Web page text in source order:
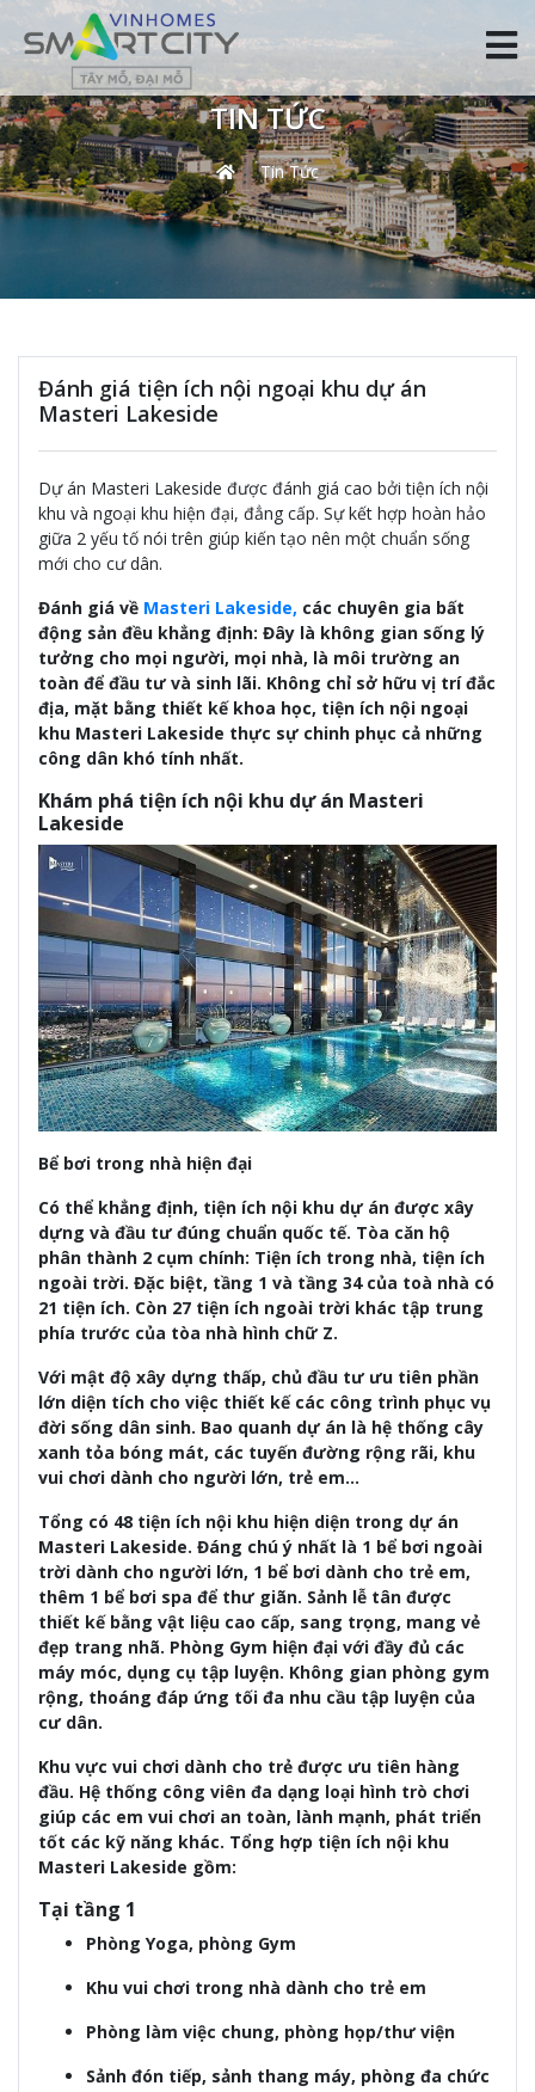
TIN TỨC
Tin Tức
Đánh giá tiện ích nội ngoại khu dự án
Masteri Lakeside
Dự án Masteri Lakeside được đánh giá cao bởi tiện ích nội
khu và ngoại khu hiện đại, đẳng cấp. Sự kết hợp hoàn hảo
giữa 2 yếu tố nói trên giúp kiến tạo nên một chuẩn sống
mới cho cư dân.
Đánh giá về Masteri Lakeside, các chuyên gia bất
động sản đều khẳng định: Đây là không gian sống lý
tưởng cho mọi người, mọi nhà, là môi trường an
toàn để đầu tư và sinh lãi. Không chỉ sở hữu vị trí đắc
địa, mặt bằng thiết kế khoa học, tiện ích nội ngoại
khu Masteri Lakeside thực sự chinh phục cả những
công dân khó tính nhất.
Khám phá tiện ích nội khu dự án Masteri
Lakeside
Bể bơi trong nhà hiện đại
Có thể khẳng định, tiện ích nội khu dự án được xây
dựng và đầu tư đúng chuẩn quốc tế. Tòa căn hộ
phân thành 2 cụm chính: Tiện ích trong nhà, tiện ích
ngoài trời. Đặc biệt, tầng 1 và tầng 34 của toà nhà có
21 tiện ích. Còn 27 tiện ích ngoài trời khác tập trung
phía trước của tòa nhà hình chữ Z.
Với mật độ xây dựng thấp, chủ đầu tư ưu tiên phần
lớn diện tích cho việc thiết kế các công trình phục vụ
đời sống dân sinh. Bao quanh dự án là hệ thống cây
xanh tỏa bóng mát, các tuyến đường rộng rãi, khu
vui chơi dành cho người lớn, trẻ em…
Tổng có 48 tiện ích nội khu hiện diện trong dự án
Masteri Lakeside. Đáng chú ý nhất là 1 bể bơi ngoài
trời dành cho người lớn, 1 bể bơi dành cho trẻ em,
thêm 1 bể bơi spa để thư giãn. Sảnh lễ tân được
thiết kế bằng vật liệu cao cấp, sang trọng, mang vẻ
đẹp trang nhã. Phòng Gym hiện đại với đầy đủ các
máy móc, dụng cụ tập luyện. Không gian phòng gym
rộng, thoáng đáp ứng tối đa nhu cầu tập luyện của
cư dân.
Khu vực vui chơi dành cho trẻ được ưu tiên hàng
đầu. Hệ thống công viên đa dạng loại hình trò chơi
giúp các em vui chơi an toàn, lành mạnh, phát triển
tốt các kỹ năng khác. Tổng hợp tiện ích nội khu
Masteri Lakeside gồm:
Tại tầng 1
Phòng Yoga, phòng Gym
Khu vui chơi trong nhà dành cho trẻ em
Phòng làm việc chung, phòng họp/thư viện
Sảnh đón tiếp, sảnh thang máy, phòng đa chức